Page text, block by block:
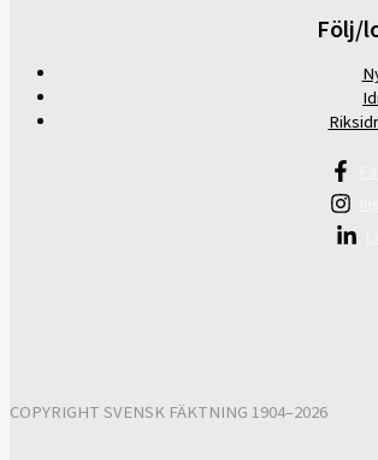
Följ/
COPYRIGHT SVENSK FÄKTNING 1904–2026